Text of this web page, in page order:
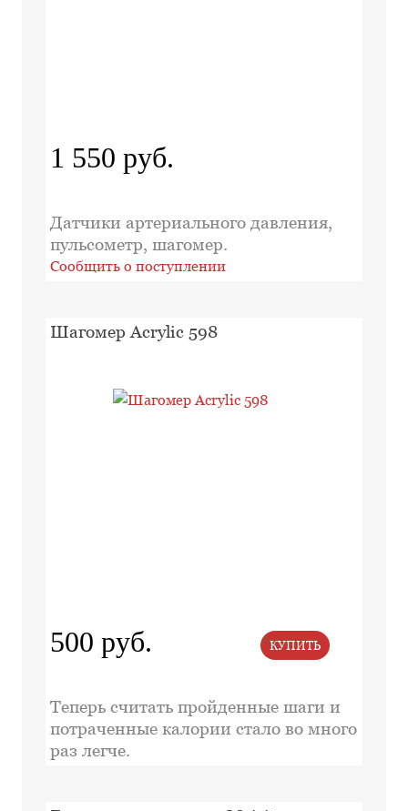
1 550 руб.
Датчики артериального давления,
пульсометр, шагомер.
Сообщить о поступлении
Шагомер Acrylic 598
500 руб. КУПИТЬ
Теперь считать пройденные шаги и
потраченные калории стало во много
раз легче.